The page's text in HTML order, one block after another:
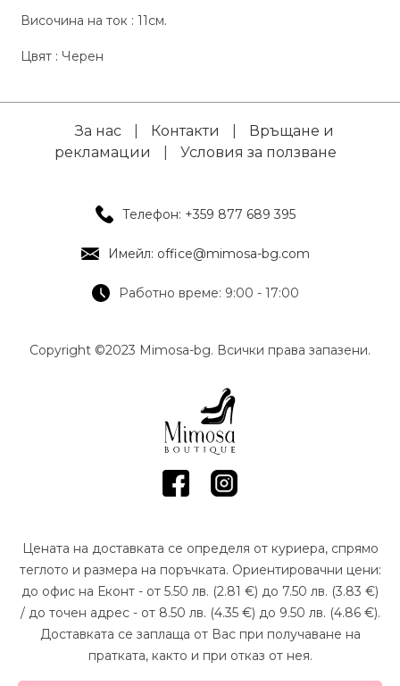
Височина на ток : 11см.
Цвят : Черен
За нас Контакти
Връщане и
рекламации
Условия за ползване
Телефон: +359 877 689 395
Имейл: office@mimosa-bg.com
Работно време: 9:00 - 17:00
Copyright ©2023 Mimosa-bg. Всички права запазени.
Цената на доставката се определя от куриера, спрямо
теглото и размера на поръчката. Ориентировачни цени:
до офис на Еконт - от 5.50 лв. (2.81 €) до 7.50 лв. (3.83 €)
/ до точен адрес - от 8.50 лв. (4.35 €) до 9.50 лв. (4.86 €).
Доставката се заплаща от Вас при получаване на
пратката, както и при отказ от нея.